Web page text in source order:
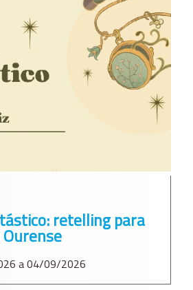
retelling para
a 04/09/2026